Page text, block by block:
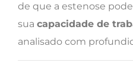
de que a estenose
sua capacidade de
analisado com